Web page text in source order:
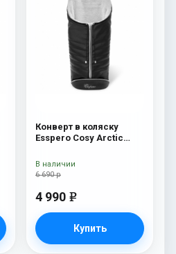
Конверт в коляску
Esspero Cosy Arctic
6 690 р
4 990 e
Купить
В наличии